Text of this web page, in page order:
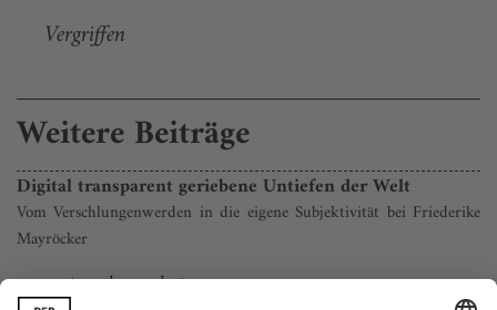
Vergriffen
Weitere Beiträge
Digital transparent geriebene Untiefen der Welt
Vom Verschlungenwerden in die eigene Subjektivität bei Friederike
Mayröcker
vorwort zu den podesten